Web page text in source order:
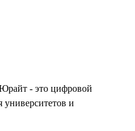
- это цифровой
университетов и